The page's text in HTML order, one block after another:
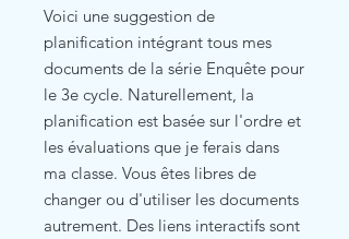
Voici une suggestion de
planification intégrant tous mes
documents de la série Enquête pour
le 3e cycle. Naturellement, la
planification est basée sur l'ordre et
les évaluations que je ferais dans
ma classe. Vous êtes libres de
changer ou d'utiliser les documents
autrement. Des liens interactifs sont